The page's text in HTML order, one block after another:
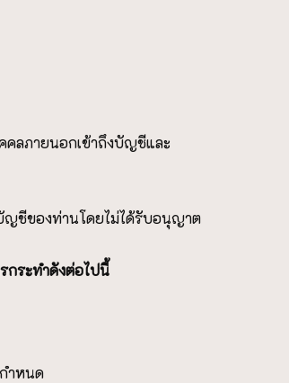
คลภายนอกเข้าถึงบัญชีและ
ญชีของท่านโดยไม่ได้รับอนุญาต
กระทำดังต่อไปนี้
กำหนด